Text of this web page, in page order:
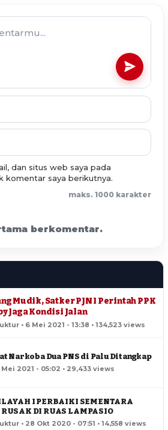
dan situs web saya pada
komentar saya berikutnya.
maks. 1000 karakter
berkomentar.
Mudik, Satker PJN I Perintah PPK
Jaga Kondisi Jalan
• 6 Mei 2021 - 13:38 • 134,523 views
Narkoba Dua PNS di Palu Ditangkap
Mei 2021 - 05:02 • 29,433 views
I PERBAIKI SEMENTARA
DI RUAS LAMPASIO
• 28 Okt 2020 - 07:51 • 14,558 views